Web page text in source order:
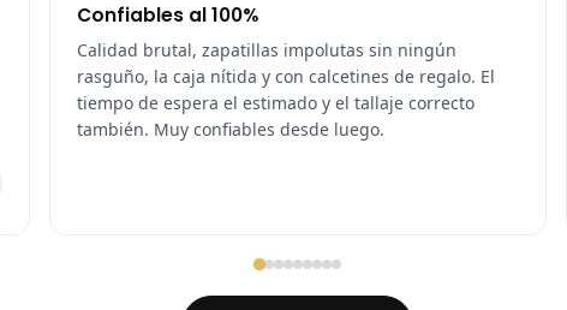
Confiables al 100%
Calidad brutal, zapatillas impolutas sin ningún
rasguño, la caja nítida y con calcetines de regalo. El
tiempo de espera el estimado y el tallaje correcto
también. Muy confiables desde luego.